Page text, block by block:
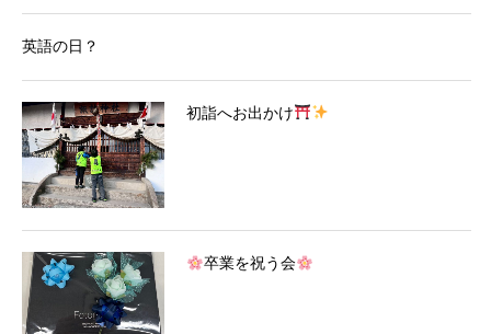
英語の日？
初詣へお出かけ
卒業を祝う会